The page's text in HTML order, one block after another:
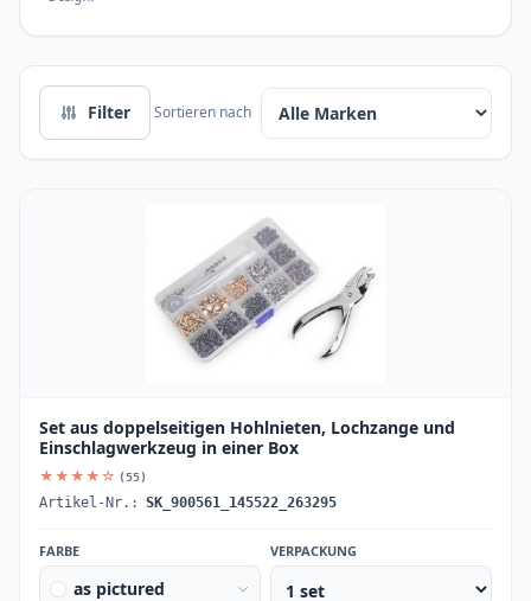
Filter Sortieren nach
Set aus doppelseitigen Hohlnieten, Lochzange und
Einschlagwerkzeug in einer Box
★★★★☆ (55)
Artikel-Nr.: SK_900561_145522_263295
FARBE
as pictured
VERPACKUNG